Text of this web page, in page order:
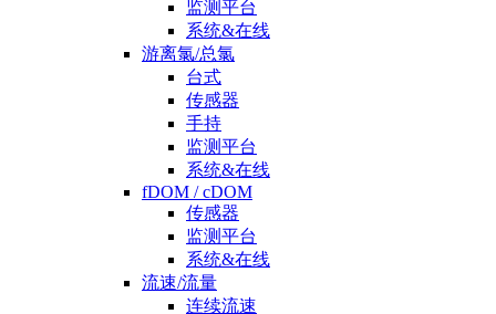
监测平台
系统&在线
游离氯/总氯
台式
传感器
手持
监测平台
系统&在线
fDOM / cDOM
传感器
监测平台
系统&在线
流速/流量
连续流速